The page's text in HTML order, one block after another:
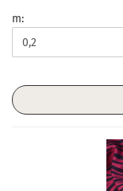
m: